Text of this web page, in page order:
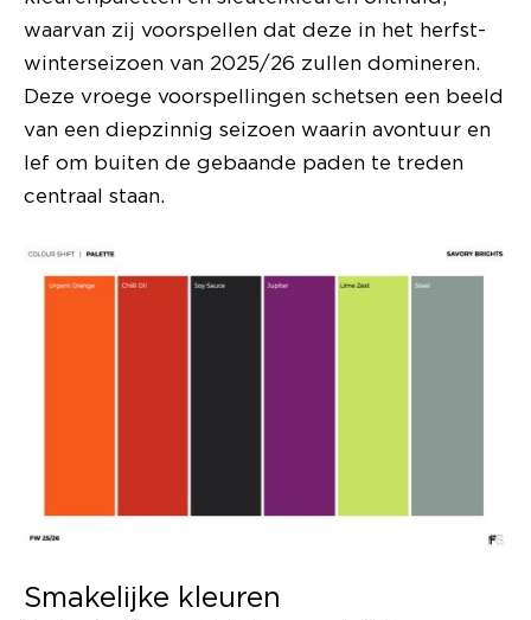
waarvan zij voorspellen dat deze in het herfst-
winterseizoen van 2025/26 zullen domineren.
Deze vroege voorspellingen schetsen een beeld
van een diepzinnig seizoen waarin avontuur en
lef om buiten de gebaande paden te treden
centraal staan.
Smakelijke kleuren